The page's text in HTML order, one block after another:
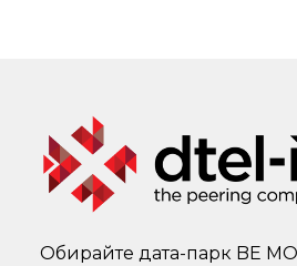
Обирайте дата-парк BE